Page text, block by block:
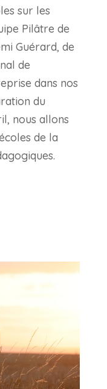
sur les
Pilâtre de
Guérard, de
de
dans nos
du
nous allons
de la